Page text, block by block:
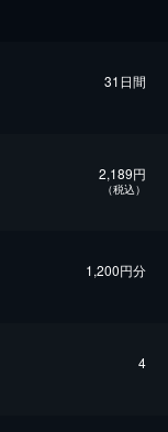
31日間
2,189円
（税込）
1,200円分
4